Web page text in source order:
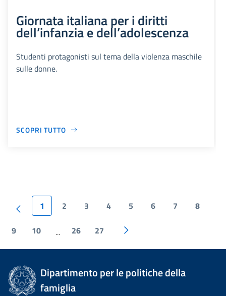
Giornata italiana per i diritti
dell’infanzia e dell’adolescenza
Studenti protagonisti sul tema della violenza maschile
sulle donne.
SCOPRI TUTTO
1 2 3 4 5 6 7 8
9 10 ... 26 27
Dipartimento per le politiche della
famiglia